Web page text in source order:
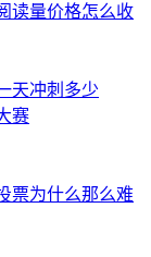
读量价格怎么收
天冲刺多少
赛
票为什么那么难